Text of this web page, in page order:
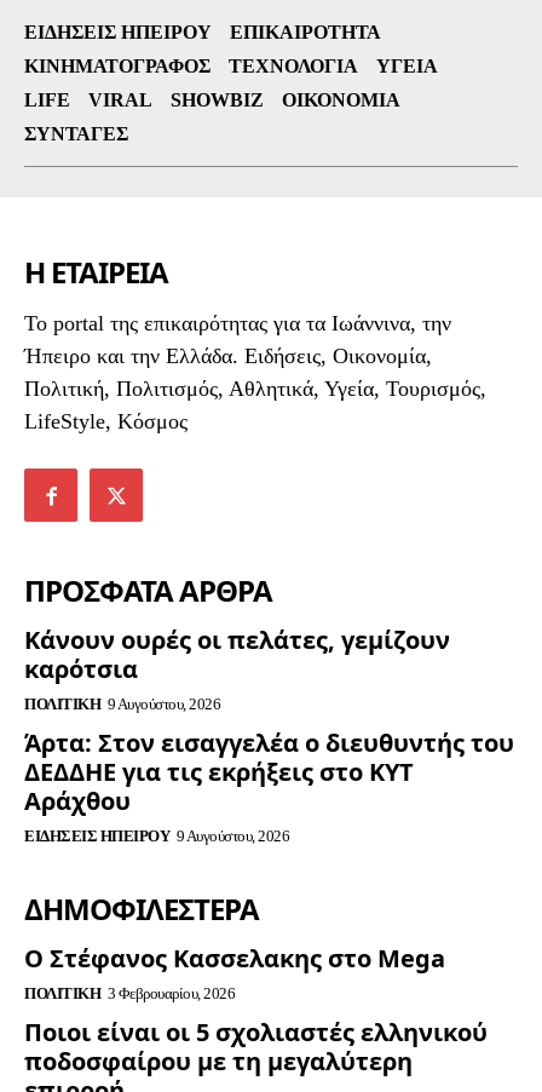
ΕΙΔΉΣΕΙΣ ΗΠΕΊΡΟΥ
ΕΠΙΚΑΙΡΌΤΗΤΑ
ΚΙΝΗΜΑΤΟΓΡΆΦΟΣ
ΤΕΧΝΟΛΟΓΊΑ
ΥΓΕΊΑ
LIFE
VIRAL SHOWBIZ
ΟΙΚΟΝΟΜΊΑ
ΣΥΝΤΑΓΈΣ
Η ΕΤΑΙΡΕΙΑ
To portal της επικαιρότητας για τα Ιωάννινα, την
Ήπειρο και την Ελλάδα. Ειδήσεις, Οικονομία,
Πολιτική, Πολιτισμός, Αθλητικά, Υγεία, Τουρισμός,
LifeStyle, Κόσμος
ΠΡΟΣΦΑΤΑ ΑΡΘΡΑ
Κάνουν ουρές οι πελάτες, γεμίζουν
καρότσια
ΠΟΛΙΤΙΚΉ 9 Αυγούστου, 2026
Άρτα: Στον εισαγγελέα ο διευθυντής του
ΔΕΔΔΗΕ για τις εκρήξεις στο ΚΥΤ
Αράχθου
ΕΙΔΉΣΕΙΣ ΗΠΕΊΡΟΥ 9 Αυγούστου, 2026
ΔΗΜΟΦΙΛΈΣΤΕΡΑ
Ο Στέφανος Κασσελακης στο Mega
ΠΟΛΙΤΙΚΉ 3 Φεβρουαρίου, 2026
Ποιοι είναι οι 5 σχολιαστές ελληνικού
ποδοσφαίρου με τη μεγαλύτερη